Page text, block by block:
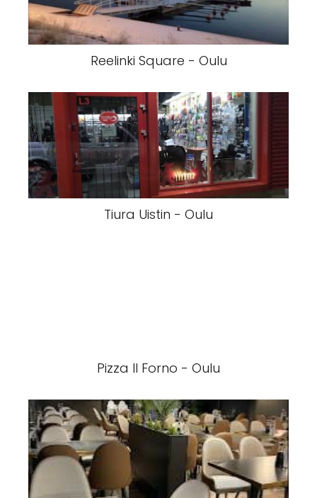
Reelinki Square - Oulu
Tiura Uistin - Oulu
Pizza Il Forno - Oulu